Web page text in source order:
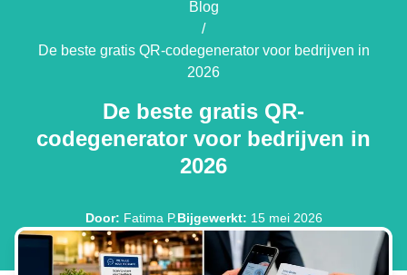
Blog
/
De beste gratis QR-codegenerator voor bedrijven in
2026
De beste gratis QR-
codegenerator voor bedrijven in
2026
Door: Fatima P.Bijgewerkt: 15 mei 2026